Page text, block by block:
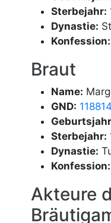
Sterbejahr:
Dynastie:
Konfession:
Braut
Name:
GND:
Sterbejahr:
Dynastie:
Konfession:
Akteure